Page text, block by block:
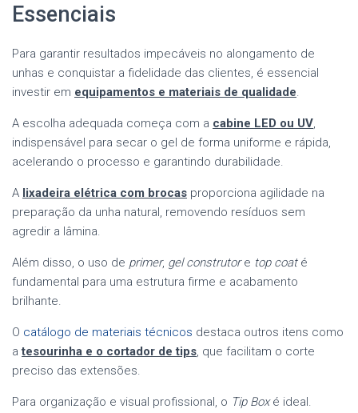
Essenciais
Para garantir resultados impecáveis no alongamento de
unhas e conquistar a fidelidade das clientes, é essencial
investir em equipamentos e materiais de qualidade.
A escolha adequada começa com a cabine LED ou UV,
indispensável para secar o gel de forma uniforme e rápida,
acelerando o processo e garantindo durabilidade.
A lixadeira elétrica com brocas proporciona agilidade na
preparação da unha natural, removendo resíduos sem
agredir a lâmina.
Além disso, o uso de primer, gel construtore top coaté
fundamental para uma estrutura firme e acabamento
brilhante.
O catálogo de materiais técnicos destaca outros itens como
atesourinha e o cortador de tips, que facilitam o corte
preciso das extensões.
Para organização e visual profissional, o Tip Boxé ideal.